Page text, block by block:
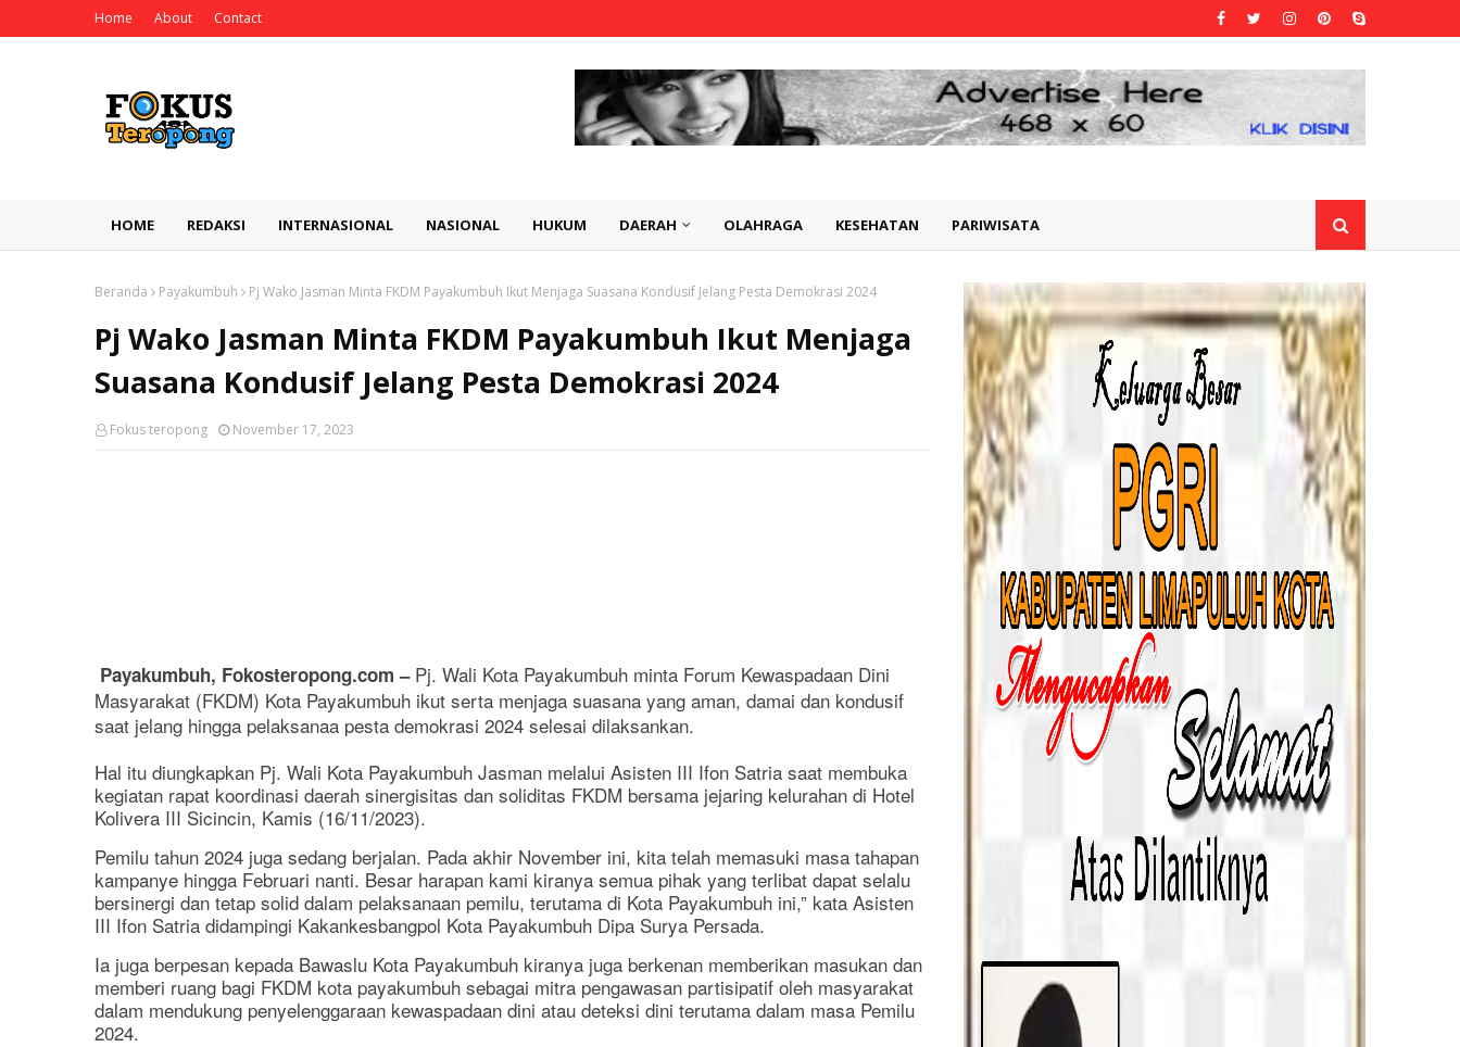
Home About Contact
HOME REDAKSI INTERNASIONAL NASIONAL HUKUM DAERAH OLAHRAGA KESEHATAN PARIWISATA
Beranda Payakumbuh Pj Wako Jasman Minta FKDM Payakumbuh Ikut Menjaga Suasana Kondusif Jelang Pesta Demokrasi 2024
Pj Wako Jasman Minta FKDM Payakumbuh Ikut Menjaga
Suasana Kondusif Jelang Pesta Demokrasi 2024
Fokus teropong November 17, 2023
Payakumbuh, Fokosteropong.com – Pj. Wali Kota Payakumbuh minta Forum Kewaspadaan Dini
Masyarakat (FKDM) Kota Payakumbuh ikut serta menjaga suasana yang aman, damai dan kondusif
saat jelang hingga pelaksanaa pesta demokrasi 2024 selesai dilaksankan.
Hal itu diungkapkan Pj. Wali Kota Payakumbuh Jasman melalui Asisten III Ifon Satria saat membuka
kegiatan rapat koordinasi daerah sinergisitas dan soliditas FKDM bersama jejaring kelurahan di Hotel
Kolivera III Sicincin, Kamis (16/11/2023).
Pemilu tahun 2024 juga sedang berjalan. Pada akhir November ini, kita telah memasuki masa tahapan
kampanye hingga Februari nanti. Besar harapan kami kiranya semua pihak yang terlibat dapat selalu
bersinergi dan tetap solid dalam pelaksanaan pemilu, terutama di Kota Payakumbuh ini,” kata Asisten
III Ifon Satria didampingi Kakankesbangpol Kota Payakumbuh Dipa Surya Persada.
Ia juga berpesan kepada Bawaslu Kota Payakumbuh kiranya juga berkenan memberikan masukan dan
memberi ruang bagi FKDM kota payakumbuh sebagai mitra pengawasan partisipatif oleh masyarakat
dalam mendukung penyelenggaraan kewaspadaan dini atau deteksi dini terutama dalam masa Pemilu
2024.